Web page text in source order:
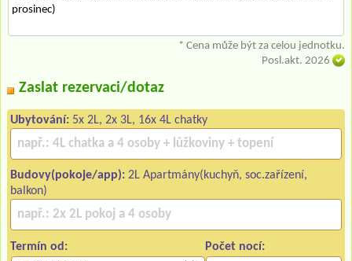
prosinec)
* Cena může být za celou jednotku.
Posl.akt. 2026
Zaslat rezervaci/dotaz
Ubytování: 5x 2L, 2x 3L, 16x 4L chatky
Budovy(pokoje/app): 2L Apartmány(kuchyň, soc.zařízení,
balkon)
Termín od: Počet nocí: